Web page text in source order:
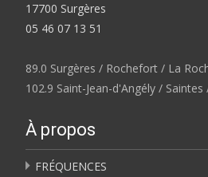
17700 Surgères
05 46 07 13 51
89.0 Surgères / Rochefort / La
102.9 Saint-Jean-d'Angély / Saintes
À propos
FRÉQUENCES